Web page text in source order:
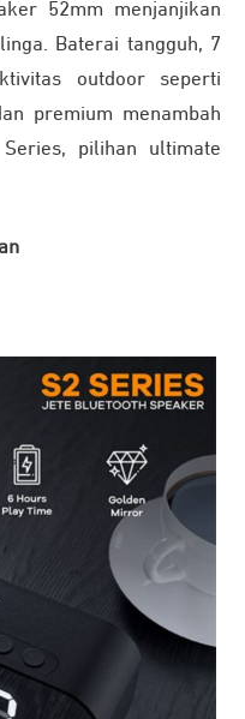
52mm menjanjikan
Baterai tangguh, 7
outdoor seperti
premium menambah
pilihan ultimate